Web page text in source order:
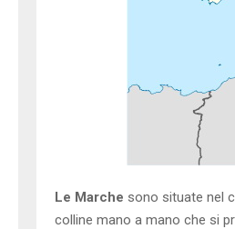
Le Marche sono situate nel
colline mano a mano che si